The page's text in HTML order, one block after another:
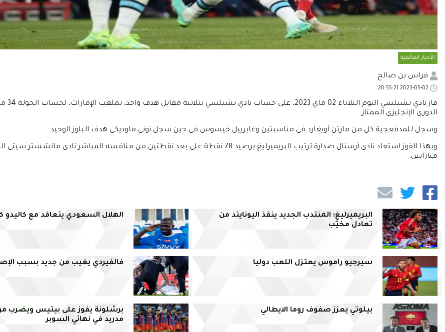
الأخبار العالمية
فراس بن صالح
فاز نادي
الدوري الإنجليزي الممتاز.
وسجل للمدفعجية كل من مارتن أويغارد في مناسبتين وغابرييل خيسوس في حين سجل نوني ماوديكي هدف البلوز الوحيد.
وبهذا الفوز استعاد نادي أرسنال صدارة ترتيب البريميرليغ برصيد 78 نقطة على بعد نقطتين من منافسه المباشر نادي
مباراتين.
البريميرليغ: المنتدب الجديد ينقذ اليونايتد من
تعادل مخيّب
الهلال السعودي يتعاقد مع كاليدو
سيرجيو راموس يعتزل اللعب دوليا فالفيردي يغيب من جديد بسبب
بيلوتي يعزز صفوف روما الايطالي
برشلونة يفوز على بيتيس ويضرب
مدريد في نهائي السوبر